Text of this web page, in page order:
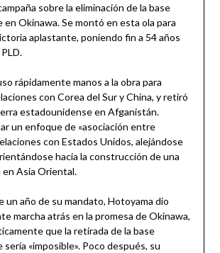
sobre la eliminación de la base
Okinawa. Se montó en esta ola para
aplastante, poniendo fin a 54 años
rápidamente manos a la obra para
con Corea del Sur y China, y retiró
estadounidense en Afganistán.
un enfoque de «asociación entre
con Estados Unidos, alejándose
hacia la construcción de una
en Asia Oriental.
un año de su mandato, Hotoyama dio
marcha atrás en la promesa de Okinawa,
que la retirada de la base
«imposible». Poco después, su